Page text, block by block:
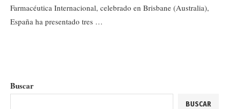
Farmacéutica Internacional, celebrado en Brisbane (Australia),
España ha presentado tres …
Buscar
BUSCAR